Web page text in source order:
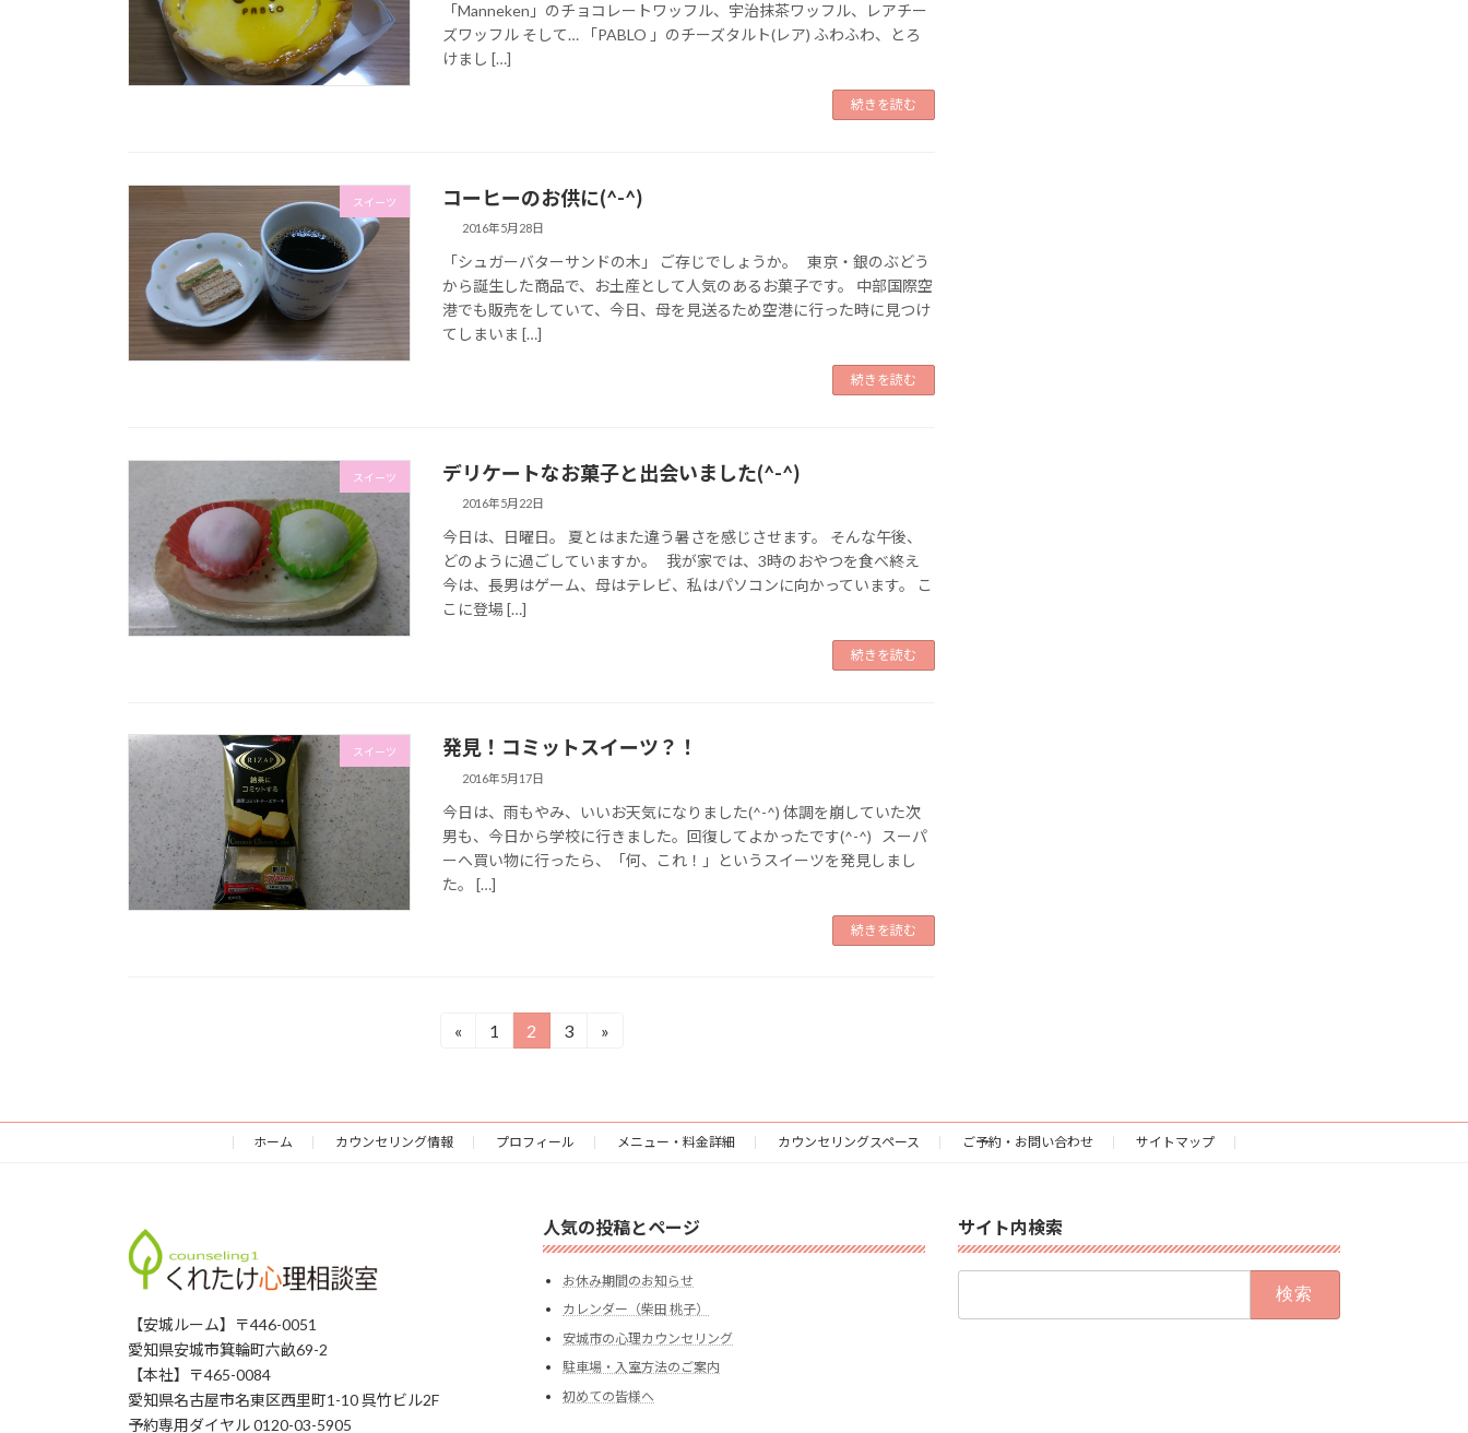
「Manneken」のチョコレートワッフル、宇治抹茶ワッフル、レアチー
ズワッフル そして… 「PABLO 」のチーズタルト(レア) ふわふわ、とろ
けまし […]
続きを読む
スイーツ コーヒーのお供に(^-^)
2016年5月28日
「シュガーバターサンドの木」 ご存じでしょうか。 東京・銀のぶどう
から誕生した商品で、お土産として人気のあるお菓子です。 中部国際空
港でも販売をしていて、今日、母を見送るため空港に行った時に見つけ
てしまいま […]
続きを読む
スイーツ デリケートなお菓子と出会いました(^-^)
2016年5月22日
今日は、日曜日。 夏とはまた違う暑さを感じさせます。 そんな午後、
どのように過ごしていますか。 我が家では、3時のおやつを食べ終え
今は、長男はゲーム、母はテレビ、私はパソコンに向かっています。 こ
こに登場 […]
続きを読む
スイーツ 発見！コミットスイーツ？！
2016年5月17日
今日は、雨もやみ、いいお天気になりました(^-^) 体調を崩していた次
男も、今日から学校に行きました。回復してよかったです(^-^) スーパ
ーへ買い物に行ったら、「何、これ！」というスイーツを発見しまし
た。 […]
続きを読む
の
ジ
送
り
«
固
ジ
1
固
ジ
2
固
ジ
3 »
ホーム カウンセリング情報 プロフィール メニュー・料金詳細 カウンセリングスペース ご予約・お問い合わせ サイトマップ
【安城ルーム】〒446-0051
愛知県安城市箕輪町六畝69-2
【本社】〒465-0084
愛知県名古屋市名東区西里町1-10 呉竹ビル2F
予約専用ダイヤル 0120-03-5905
人気の投稿とページ
お休み期間のお知らせ
カレンダー（柴田 桃子）
安城市の心理カウンセリング
駐車場・入室方法のご案内
初めての皆様へ
サイト内検索